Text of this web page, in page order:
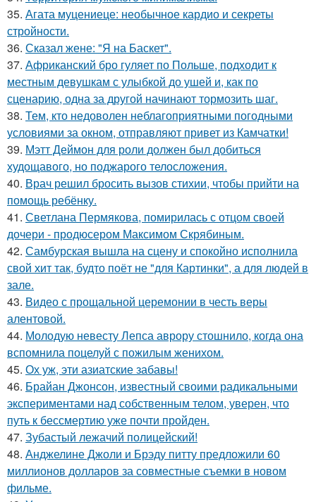
35. Агата муцениеце: необычное кардио и секреты
стройности.
36. Сказал жене: "Я на Баскет".
37. Африканский бро гуляет по Польше, подходит к
местным девушкам с улыбкой до ушей и, как по
сценарию, одна за другой начинают тормозить шаг.
38. Тем, кто недоволен неблагоприятными погодными
условиями за окном, отправляют привет из Камчатки!
39. Мэтт Деймон для роли должен был добиться
худощавого, но поджарого телосложения.
40. Врач решил бросить вызов стихии, чтобы прийти на
помощь ребёнку.
41. Светлана Пермякова, помирилась с отцом своей
дочери - продюсером Максимом Скрябиным.
42. Самбурская вышла на сцену и спокойно исполнила
свой хит так, будто поёт не "для Картинки", а для людей в
зале.
43. Видео с прощальной церемонии в честь веры
алентовой.
44. Молодую невесту Лепса аврору стошнило, когда она
вспомнила поцелуй с пожилым женихом.
45. Ох уж, эти азиатские забавы!
46. Брайан Джонсон, известный своими радикальными
экспериментами над собственным телом, уверен, что
путь к бессмертию уже почти пройден.
47. Зубастый лежачий полицейский!
48. Анджелине Джоли и Брэду питту предложили 60
миллионов долларов за совместные съемки в новом
фильме.